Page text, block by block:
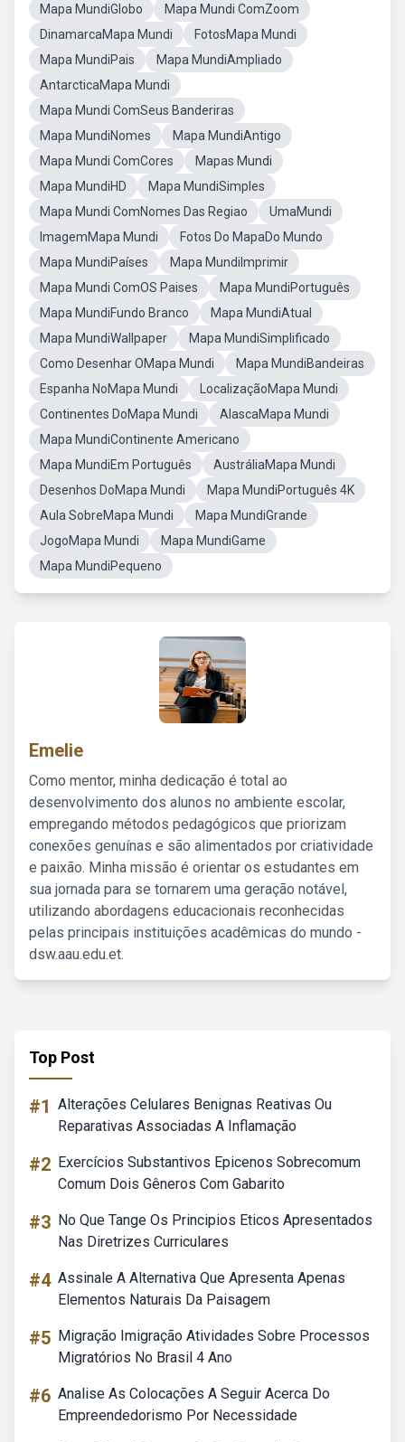
Mapa MundiGlobo
Mapa Mundi ComZoom
DinamarcaMapa Mundi
FotosMapa Mundi
Mapa MundiPais
Mapa MundiAmpliado
AntarcticaMapa Mundi
Mapa Mundi ComSeus Banderiras
Mapa MundiNomes
Mapa MundiAntigo
Mapa Mundi ComCores
Mapas Mundi
Mapa MundiHD
Mapa MundiSimples
Mapa Mundi ComNomes Das Regiao
UmaMundi
ImagemMapa Mundi
Fotos Do MapaDo Mundo
Mapa MundiPaíses
Mapa MundiImprimir
Mapa Mundi ComOS Paises
Mapa MundiPortuguês
Mapa MundiFundo Branco
Mapa MundiAtual
Mapa MundiWallpaper
Mapa MundiSimplificado
Como Desenhar OMapa Mundi
Mapa MundiBandeiras
Espanha NoMapa Mundi
LocalizaçãoMapa Mundi
Continentes DoMapa Mundi
AlascaMapa Mundi
Mapa MundiContinente Americano
Mapa MundiEm Português
AustráliaMapa Mundi
Desenhos DoMapa Mundi
Mapa MundiPortuguês 4K
Aula SobreMapa Mundi
Mapa MundiGrande
JogoMapa Mundi
Mapa MundiGame
Mapa MundiPequeno
Emelie
Como mentor, minha dedicação é total ao
desenvolvimento dos alunos no ambiente escolar,
empregando métodos pedagógicos que priorizam
conexões genuínas e são alimentados por criatividade
e paixão. Minha missão é orientar os estudantes em
sua jornada para se tornarem uma geração notável,
utilizando abordagens educacionais reconhecidas
pelas principais instituições acadêmicas do mundo -
dsw.aau.edu.et.
Top Post
#1 Alterações Celulares Benignas Reativas Ou
Reparativas Associadas A Inflamação
#2 Exercícios Substantivos Epicenos Sobrecomum
Comum Dois Gêneros Com Gabarito
#3 No Que Tange Os Principios Eticos Apresentados
Nas Diretrizes Curriculares
#4 Assinale A Alternativa Que Apresenta Apenas
Elementos Naturais Da Paisagem
#5 Migração Imigração Atividades Sobre Processos
Migratórios No Brasil 4 Ano
#6 Analise As Colocações A Seguir Acerca Do
Empreendedorismo Por Necessidade